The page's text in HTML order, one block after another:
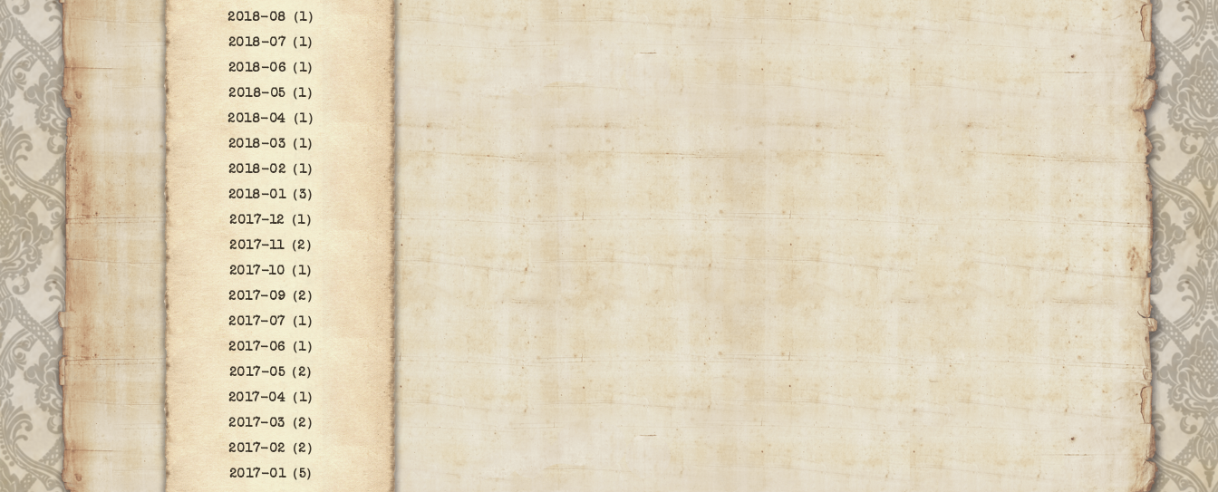
2018-08（1）
2018-07（1）
2018-06（1）
2018-05（1）
2018-04（1）
2018-03（1）
2018-02（1）
2018-01（3）
2017-12（1）
2017-11（2）
2017-10（1）
2017-09（2）
2017-07（1）
2017-06（1）
2017-05（2）
2017-04（1）
2017-03（2）
2017-02（2）
2017-01（5）